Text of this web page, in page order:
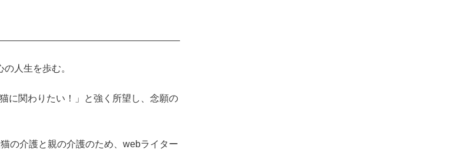
人生を歩む。
に関わりたい！」と強く所望し、念願の
の介護と親の介護のため、webライター